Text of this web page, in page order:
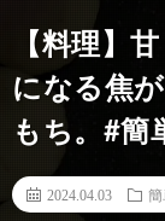
【料理】
になる焦
もち。#簡
2024.04.03 簡